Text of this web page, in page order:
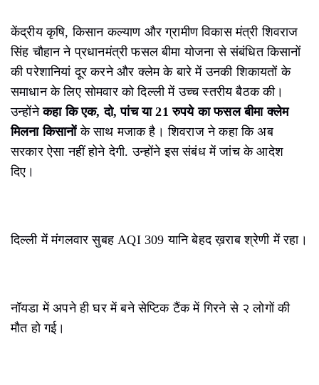
केंद्रीय कृषि, किसान कल्याण और ग्रामीण विकास मंत्री शिवराज
सिंह चौहान ने प्रधानमंत्री फसल बीमा योजना से संबंधित किसानों
की परेशानियां दूर करने और क्लेम के बारे में उनकी शिकायतों के
समाधान के लिए सोमवार को दिल्ली में उच्च स्तरीय बैठक की।
उन्होंनेकहा कि एक, दो, पांच या 21 रुपये का फसल बीमा क्लेम
मिलना किसानोंके साथ मजाक है। शिवराज ने कहा कि अब
सरकार ऐसा नहीं होने देगी. उन्होंने इस संबंध में जांच के आदेश
दिए।
दिल्ली में मंगलवार सुबह AQI 309 यानि बेहद ख़राब श्रेणी में रहा।
नॉयडा में अपने ही घर में बने सेप्टिक टैंक में गिरने से २ लोगों की
मौत हो गई।